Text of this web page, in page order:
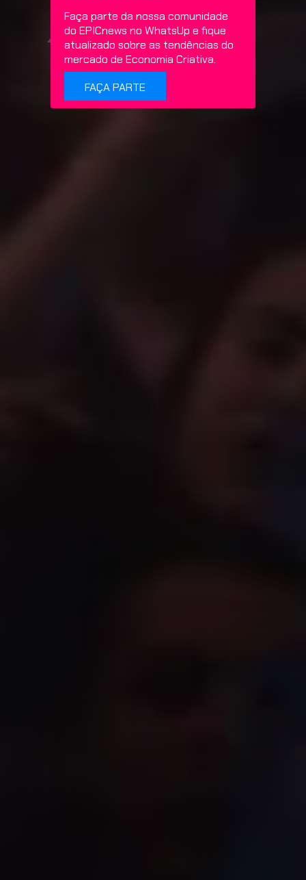
just dance
Faça parte da nossa comunidade
do EPICnews no WhatsUp e fique
atualizado sobre as tendências do
mercado de Economia Criativa.
FAÇA PARTE